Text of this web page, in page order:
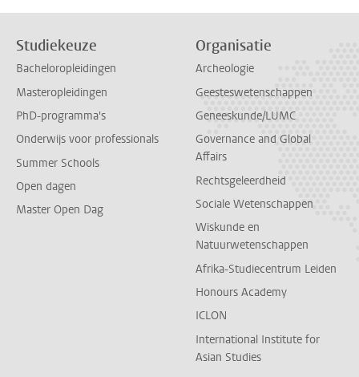
Studiekeuze
Bacheloropleidingen
Masteropleidingen
PhD-programma's
Onderwijs voor professionals
Summer Schools
Open dagen
Master Open Dag
Organisatie
Archeologie
Geesteswetenschappen
Geneeskunde/LUMC
Governance and Global
Affairs
Rechtsgeleerdheid
Sociale Wetenschappen
Wiskunde en
Natuurwetenschappen
Afrika-Studiecentrum Leiden
Honours Academy
ICLON
International Institute for
Asian Studies